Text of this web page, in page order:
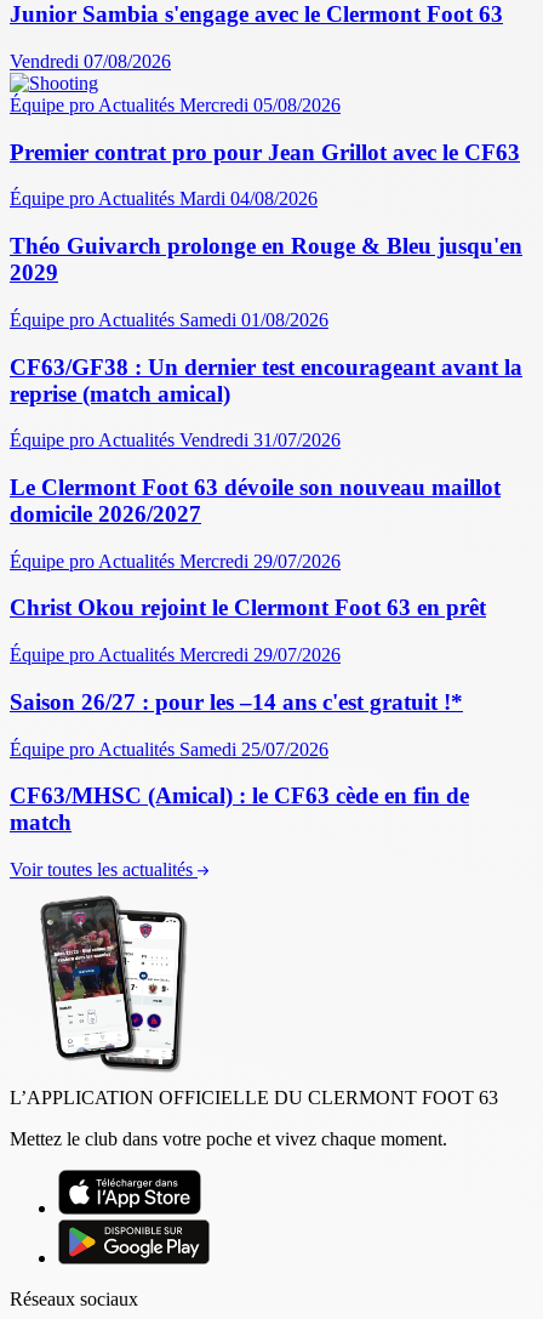
Junior Sambia s'engage avec le Clermont Foot 63
Vendredi 07/08/2026
Équipe pro Actualités Mercredi 05/08/2026
Premier contrat pro pour Jean Grillot avec le CF63
Équipe proActualités Mardi 04/08/2026
Théo Guivarch prolonge en Rouge & Bleu jusqu'en
2029
Équipe pro Actualités Samedi 01/08/2026
CF63/GF38 : Un dernier test encourageant avant la
reprise (match amical)
Équipe pro Actualités Vendredi 31/07/2026
Le Clermont Foot 63 dévoile son nouveau maillot
domicile 2026/2027
Équipe pro Actualités Mercredi 29/07/2026
Christ Okou rejoint le Clermont Foot 63 en prêt
Équipe pro Actualités Mercredi 29/07/2026
Saison 26/27 : pour les –14 ans c'est gratuit !*
Équipe pro Actualités Samedi 25/07/2026
CF63/MHSC (Amical) : le CF63 cède en fin de
match
Voir toutes les actualités
L’APPLICATION OFFICIELLE DU CLERMONT FOOT 63
Mettez le club dans votre poche et vivez chaque moment.
Réseaux sociaux